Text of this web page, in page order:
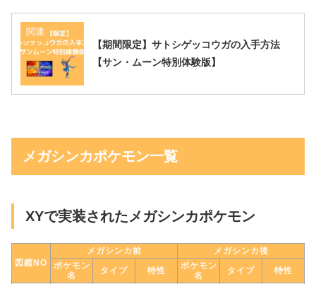
関連
【期間限定】サトシゲッコウガの入手方法
【サン・ムーン特別体験版】
メガシンカポケモン一覧
XYで実装されたメガシンカポケモン
図鑑NO
メガシンカ前
メガシンカ後
ポケモン
名
タイプ 特性
ポケモン
名
タイプ 特性